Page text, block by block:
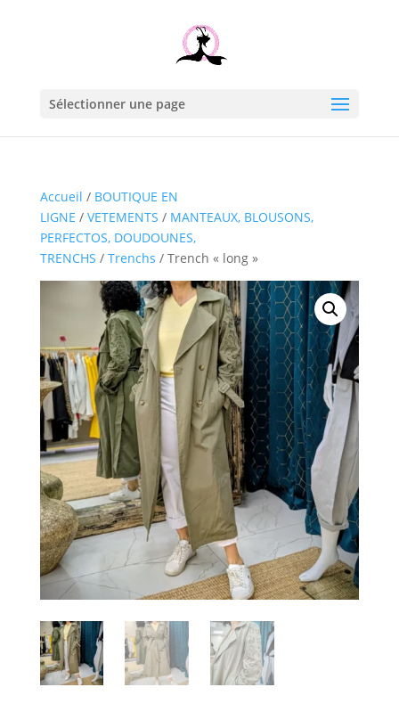
Sélectionner une page
Accueil / BOUTIQUE EN
LIGNE / VETEMENTS / MANTEAUX, BLOUSONS,
PERFECTOS, DOUDOUNES,
TRENCHS / Trenchs / Trench « long »